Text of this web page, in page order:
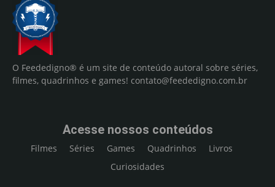
O Feededigno® é um site de conteúdo autoral sobre séries,
filmes, quadrinhos e games! contato@feededigno.com.br
Acesse nossos conteúdos
Filmes Séries Games Quadrinhos
Livros
Curiosidades